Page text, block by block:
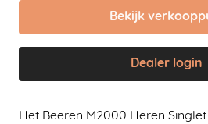
Bekijk
Dealer login
Het Beeren M2000 Heren